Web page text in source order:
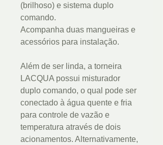
(brilhoso) e sistema duplo
comando.
Acompanha duas mangueiras e
acessórios para instalação.
Além de ser linda, a torneira
LACQUA possui misturador
duplo comando, o qual pode ser
conectado à água quente e fria
para controle de vazão e
temperatura através de dois
acionamentos. Alternativamente,